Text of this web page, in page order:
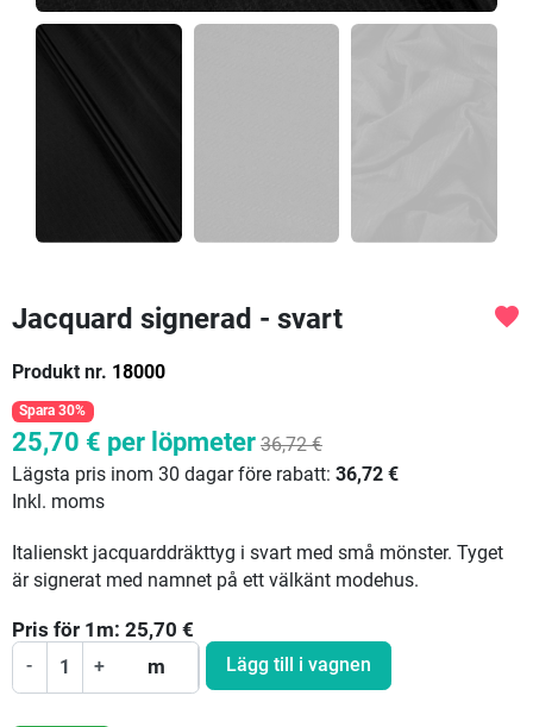
Jacquard signerad - svart
Produkt nr. 18000
favorite
Spara 30%
25,70 € per löpmeter 36,72 €
Lägsta pris inom 30 dagar före rabatt: 36,72 €
Inkl. moms
Italienskt jacquarddräkttyg i svart med små mönster. Tyget
är signerat med namnet på ett välkänt modehus.
Pris för 1 m: 25,70 €
- + m Lägg till i vagnen